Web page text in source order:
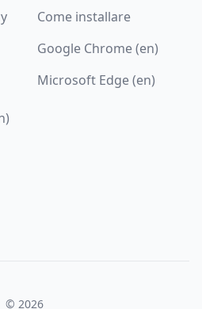
Come installare
Google Chrome (en)
Microsoft Edge (en)
© 2026